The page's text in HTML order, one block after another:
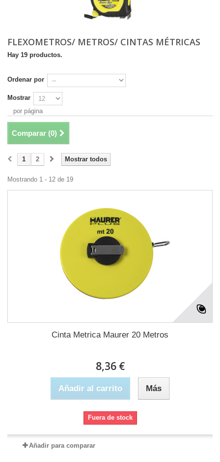
FLEXOMETROS/ METROS/ CINTAS MÉTRICAS
Hay 19 productos.
Ordenar por
Mostrar
por página
Comparar (0)
Mostrar todos
1 2
Mostrando 1 - 12 de 19
Cinta Metrica Maurer 20 Metros
8,36 €
Añadir al carrito Más
Fuera de stock
Añadir para comparar